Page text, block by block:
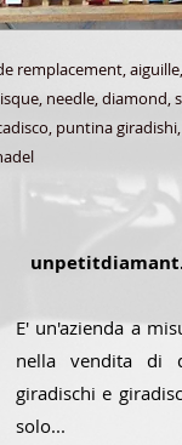
remplacement,
needle, diamond,
puntina
E' un'azienda a
nella vendita di
giradischi e
solo...